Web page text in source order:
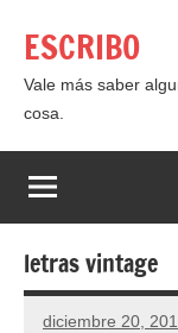
contenido
ESCRIBO
Vale más saber
cosa.
letras vintage
diciembre 20,